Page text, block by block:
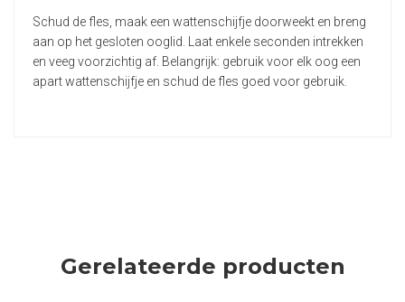
Schud de fles, maak een wattenschijfje doorweekt en breng
aan op het gesloten ooglid. Laat enkele seconden intrekken
en veeg voorzichtig af. Belangrijk: gebruik voor elk oog een
apart wattenschijfje en schud de fles goed voor gebruik.
Gerelateerde producten